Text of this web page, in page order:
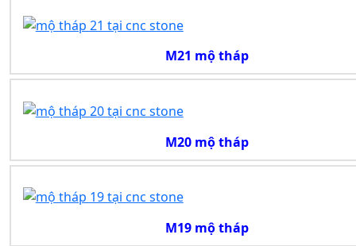
M21 mộ tháp
M20 mộ tháp
M19 mộ tháp